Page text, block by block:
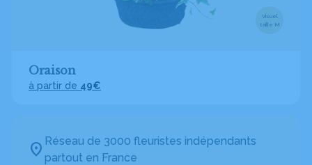
Réseau de 3000 fleuristes indépendants
partout en France
Visuel
taille M
Oraison
à partir de 49€